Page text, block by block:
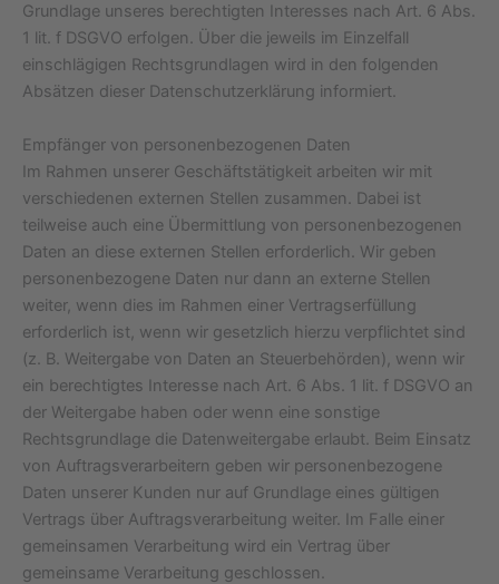
Grundlage unseres berechtigten Interesses nach Art. 6 Abs.
1 lit. f DSGVO erfolgen. Über die jeweils im Einzelfall
einschlägigen Rechtsgrundlagen wird in den folgenden
Absätzen dieser Datenschutzerklärung informiert.
Empfänger von personenbezogenen Daten
Im Rahmen unserer Geschäftstätigkeit arbeiten wir mit
verschiedenen externen Stellen zusammen. Dabei ist
teilweise auch eine Übermittlung von personenbezogenen
Daten an diese externen Stellen erforderlich. Wir geben
personenbezogene Daten nur dann an externe Stellen
weiter, wenn dies im Rahmen einer Vertragserfüllung
erforderlich ist, wenn wir gesetzlich hierzu verpflichtet sind
(z. B. Weitergabe von Daten an Steuerbehörden), wenn wir
ein berechtigtes Interesse nach Art. 6 Abs. 1 lit. f DSGVO an
der Weitergabe haben oder wenn eine sonstige
Rechtsgrundlage die Datenweitergabe erlaubt. Beim Einsatz
von Auftragsverarbeitern geben wir personenbezogene
Daten unserer Kunden nur auf Grundlage eines gültigen
Vertrags über Auftragsverarbeitung weiter. Im Falle einer
gemeinsamen Verarbeitung wird ein Vertrag über
gemeinsame Verarbeitung geschlossen.